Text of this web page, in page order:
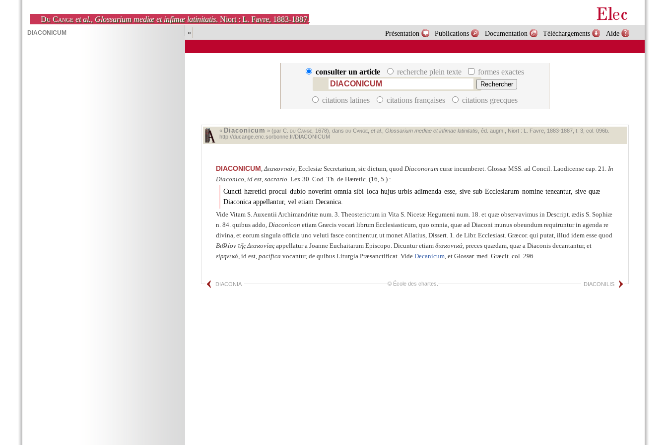
Du Cange et al., Glossarium mediæ et infimæ latinitatis. Niort : L. Favre, 1883-1887.
« Aide
Téléchargements
Documentation
Publications
Présentation
consulter un article recherche plein texte formes exactes
citations latines citations françaises citations grecques
« Diaconicum » (par C. du Cange, 1678), dans du Cange, et al. Glossarium mediae et infimae latinitatis , éd. augm., Niort : L. Favre, 1883‑1887, t. 3, col. 096b.
http://ducange.enc.sorbonne.fr/DIACONICUM
DIACONICUM,Διαϰονιϰόν, Ecclesiæ Secretarium, sic dictum, quod Diaconorumcuræ incumberet. Glossæ MSS. ad Concil. Laodicense cap. 21. In
Diaconico, id est, sacrario. Lex 30. Cod. Th. de Hæretic. (16, 5.) :
Cuncti hæretici procul dubio noverint omnia sibi loca hujus urbis adimenda esse, sive sub Ecclesiarum nomine teneantur, sive quæ
Diaconica appellantur, vel etiam Decanica.
Vide Vitam S. Auxentii Archimandritæ num. 3. Theosterictum in Vita S. Nicetæ Hegumeni num. 18. et quæ observavimus in Descript. ædis S. Sophiæ
n. 84. quibus addo, Diaconicon etiam Græcis vocari librum Ecclesiasticum, quo omnia, quæ ad Diaconi munus obeundum requiruntur in agenda re
divina, et eorum singula officia uno veluti fasce continentur, ut monet Allatius, Dissert. 1. de Libr. Ecclesiast. Græcor. qui putat, illud idem esse quod
Βιϐλίον τῆς Διαϰονίαςappellatur a Joanne Euchaitarum Episcopo. Dicuntur etiam διαϰονιϰά, preces quædam, quæ a Diaconis decantantur, et
εἰρηνιϰά, id est, pacifica vocantur, de quibus Liturgia Præsanctificat. Vide Decanicum, et Glossar. med. Græcit. col. 296.
DIACONIA DIACONILIS
© École des chartes.